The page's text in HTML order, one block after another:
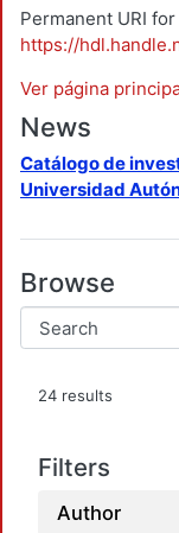
Permanent URI
https://
Ver página
News
Catálogo de
Universidad
Browse
24 results
Filters
Author